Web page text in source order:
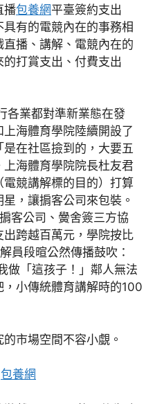
播包養網平臺簽約支出
有的電競內在的事務相
播、講解、電競內在的
打賞支出、付費支出
各業都對準新業態在發
海體育學院陸續開設了
在社區撿到的，大要五
海體育學院院長杜友君
競講解標的目的）打算
，讓掮客公司來包裝。
客公司、黌舍簽三方協
出跨越百萬元，學院按比
員段暄公然傳播鼓吹：
做「這孩子！」鄰人無法
小傳統體育講解時的100
市場空間不容小覷。
包養網